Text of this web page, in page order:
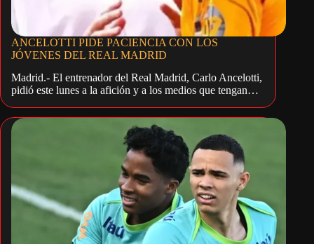
ANCELOTTI PIDE PACIENCIA CON LOS
JÓVENES DEL REAL MADRID
Madrid.- El entrenador del Real Madrid, Carlo Ancelotti,
pidió este lunes a la afición y a los medios que tengan…